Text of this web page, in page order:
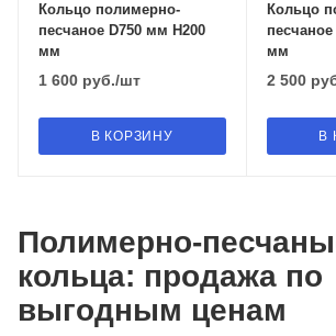
Кольцо полимерно-
песчаное D750 мм H200
мм
1 600 руб./шт
В КОРЗИНУ
Кольцо
мм
2 500
В
Полимерно-
кольца: продажа по
выгодным ценам